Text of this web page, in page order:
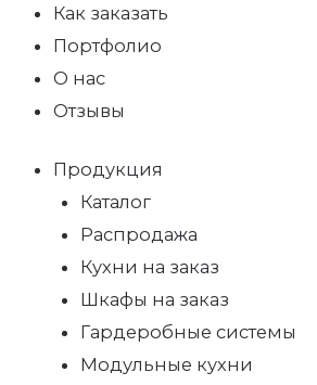
Как заказать
Портфолио
О нас
Отзывы
Продукция
Каталог
Распродажа
Кухни на заказ
Шкафы на заказ
Гардеробные системы
Модульные кухни